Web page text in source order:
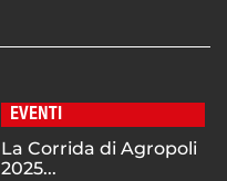
EVENTI
La Corrida di Agropoli
2025...